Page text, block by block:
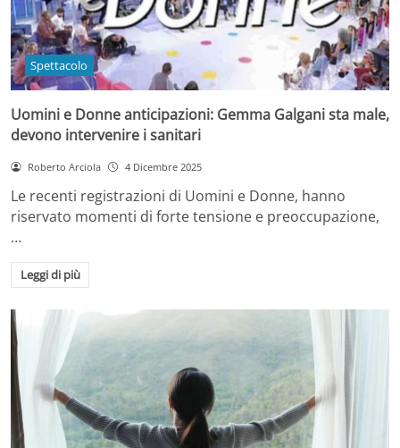
Spettacolo
Uomini e Donne anticipazioni: Gemma Galgani sta male,
devono intervenire i sanitari
Roberto Arciola 4 Dicembre 2025
Le recenti registrazioni di Uomini e Donne, hanno
riservato momenti di forte tensione e preoccupazione,
…
Leggi di più